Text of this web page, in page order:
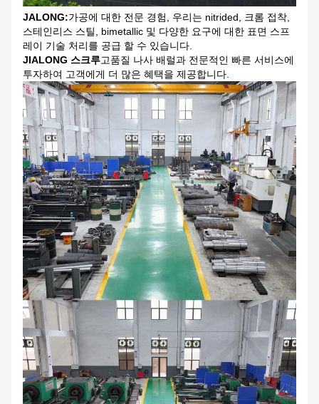
JALONG:가공에 대한 전문 경험, 우리는 nitrided, 크롬 접착,
스테인리스 스틸, bimetallic 및 다양한 요구에 대한 표면 스프
레이 기술 처리를 공급 할 수 있습니다.
JIALONG 스크루고품질 나사 배럴과 전문적인 빠른 서비스에
투자하여 고객에게 더 많은 혜택을 제공합니다.